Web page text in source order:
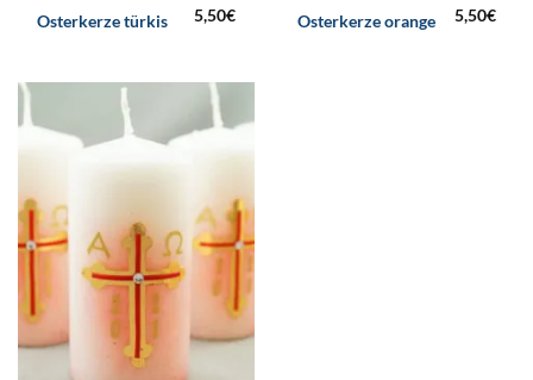
Osterkerze türkis 5,50€ Osterkerze orange 5,50€